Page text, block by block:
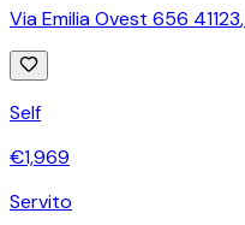
Via Emilia Ovest 656 41123,
Self
€1,969
Servito